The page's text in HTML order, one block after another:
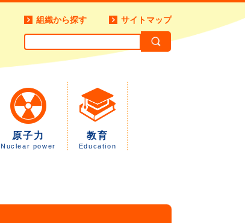
組織から探す サイトマップ
原子力
Nuclear power
教育
Education